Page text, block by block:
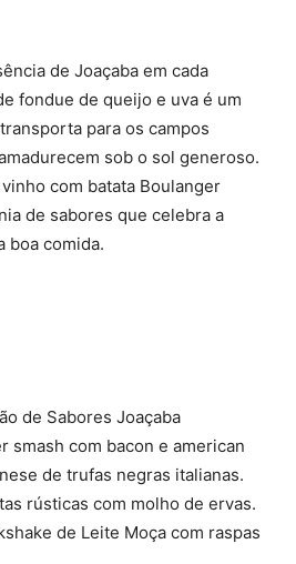
de Joaçaba em cada
fondue de queijo e uva é um
para os campos
sob o sol generoso.
com batata Boulanger
de sabores que celebra a
boa comida.
de Sabores Joaçaba
smash com bacon e american
de trufas negras italianas.
rústicas com molho de ervas.
de Leite Moça com raspas